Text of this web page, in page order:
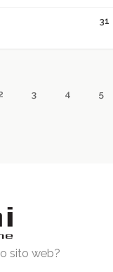
31
3 4 5
sito web?